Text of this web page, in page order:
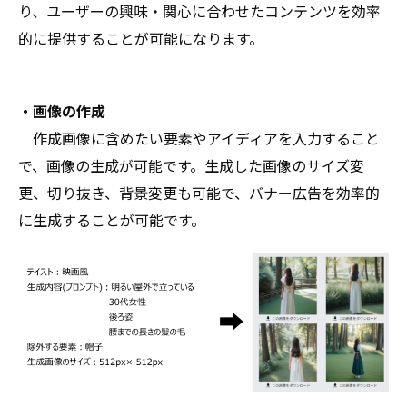
り、ユーザーの興味・関心に合わせたコンテンツを効率
的に提供することが可能になります。
・画像の作成
作成画像に含めたい要素やアイディアを入力すること
で、画像の生成が可能です。生成した画像のサイズ変
更、切り抜き、背景変更も可能で、バナー広告を効率的
に生成することが可能です。